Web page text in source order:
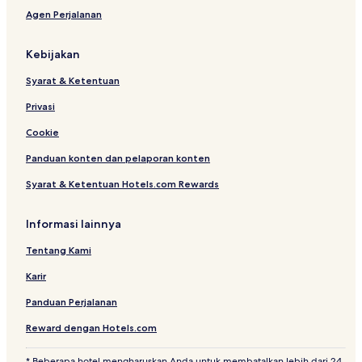
i
l
i
t
y
g
k
a
r
t
b
A
T
N
Agen Perjalanan
Kebijakan
Syarat & Ketentuan
Privasi
Cookie
Panduan konten dan pelaporan konten
Syarat & Ketentuan Hotels.com Rewards
Informasi lainnya
Tentang Kami
Karir
Panduan Perjalanan
Reward dengan Hotels.com